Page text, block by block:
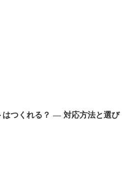
つくれる？ ― 対応方法と選び